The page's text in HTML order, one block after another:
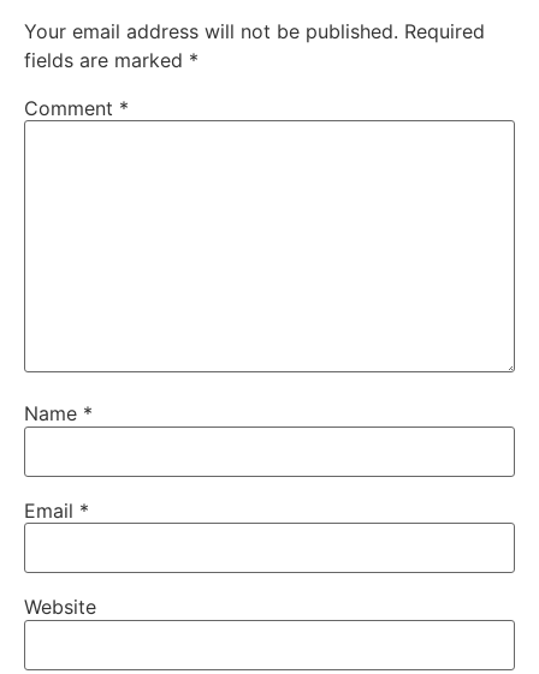
Your email address will not be published. Required
fields are marked *
Comment *
Name *
Email *
Website